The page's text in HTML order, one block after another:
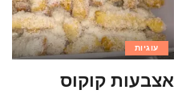
עוגיות
אצבעות קוקוס